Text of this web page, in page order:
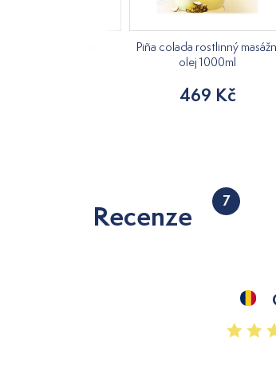
Piña colada rostlinný
olej 1000ml
469 Kč
Recenze 7